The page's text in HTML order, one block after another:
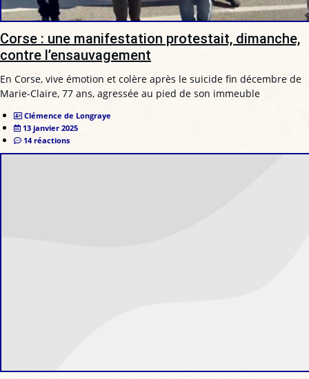
Corse : une manifestation protestait, dimanche,
contre l’ensauvagement
En Corse, vive émotion et colère après le suicide fin décembre de
Marie-Claire, 77 ans, agressée au pied de son immeuble
Clémence de Longraye
13 janvier 2025
14 réactions